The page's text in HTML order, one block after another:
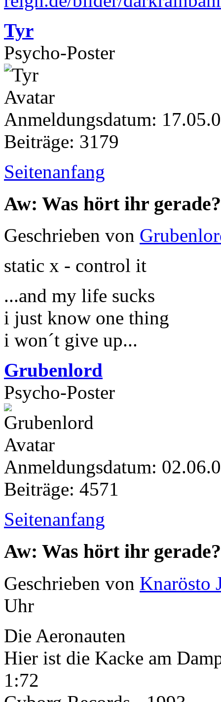
Tyr
Psycho-Poster
Anmeldungsdatum:
Beiträge: 3179
Seitenanfang
Aw: Was hört ihr gerade?
Geschrieben von
static x - control it
...and my life sucks
i just know one thing
i won´t give up...
Grubenlord
Psycho-Poster
Anmeldungsdatum:
Beiträge: 4571
Seitenanfang
Aw: Was hört ihr gerade?
Geschrieben von Knarösto
Uhr
Die Aeronauten
Hier ist die Kacke am
1:72